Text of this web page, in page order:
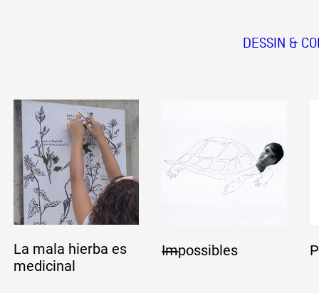
DESSIN &
La mala hierba es
medicinal
Impossibles